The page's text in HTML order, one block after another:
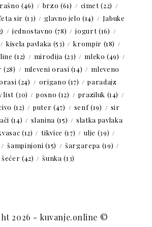
(46) brzo (61) cimet(22)
sir (13) glavno jelo (14)
Jabuke
jednostavno (78) jogurt(16)
kisela pavlaka (53) krompir (18)
(12) mirođija (23) mleko (49)
(28) mleveni orasi (14)
mleveno
(24) origano (17)
paradajz
list(30) posno (12) praziluk (14)
(12) puter (47) senf(19)
sir
(14) slanina (15)
slatka pavlaka
(12) tikvice (17) ulje (39)
šampinjoni (15) šargarepa (19)
šećer (42) šunka (13)
2026 - kuvanje.online ©